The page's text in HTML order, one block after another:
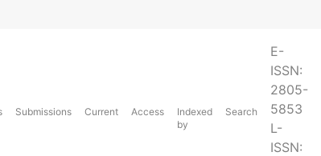
Submissions Current Access
Indexed
by
Search
E-
ISSN:
2805-
5853
L-
ISSN: